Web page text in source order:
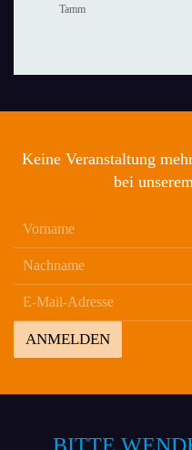
Tamm
Keine Veranstaltung
bei
ANMELDEN
BITTE